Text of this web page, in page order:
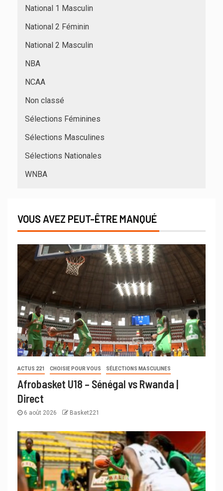
National 1 Masculin
National 2 Féminin
National 2 Masculin
NBA
NCAA
Non classé
Sélections Féminines
Sélections Masculines
Sélections Nationales
WNBA
VOUS AVEZ PEUT-ÊTRE MANQUÉ
ACTUS 221 CHOISIE POUR VOUS SÉLECTIONS MASCULINES
Afrobasket U18 – Sénégal vs Rwanda |
Direct
6 août 2026 Basket221